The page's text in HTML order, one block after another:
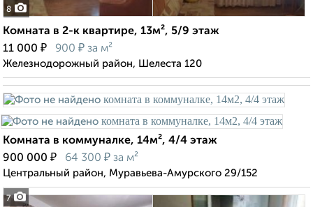
8
Комната в 2-к квартире, 13м², 5/9 этаж
11 000 ₽ 900 ₽ за м²
Железнодорожный район, Шелеста 120
7
Комната в коммуналке, 14м², 4/4 этаж
900 000 ₽ 64 300 ₽ за м²
Центральный район, Муравьева-Амурского 29/152